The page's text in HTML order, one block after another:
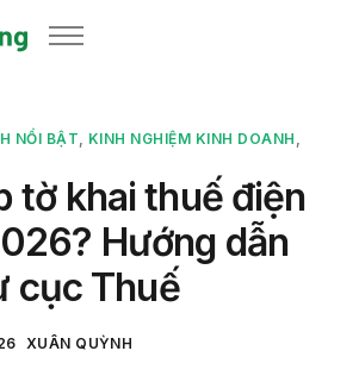
NỔI BẬT, KINH NGHIỆM KINH DOANH ,
tờ khai thuế điện
Hướng dẫn
cục Thuế
XUÂN QUỲNH